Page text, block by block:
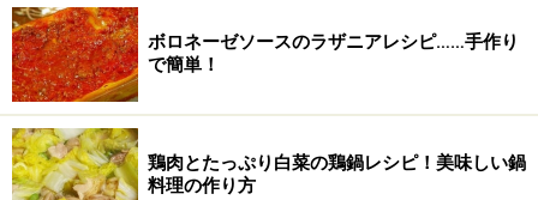
1
蛸を細かくする
玉ねぎとにんにく、ベーコンは粗みじん切りにし、蛸は
ぶつ切りにしてからフードプロセッサーで細かくする。
ボロネーゼソースのラザニアレシピ……手作り
で簡単！
鶏肉とたっぷり白菜の鶏鍋レシピ！美味しい鍋
料理の作り方